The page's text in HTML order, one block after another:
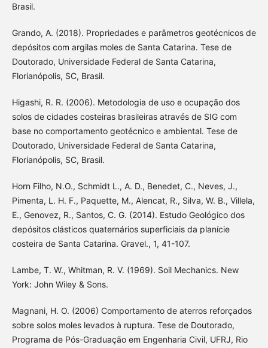
Brasil.
Grando, A. (2018). Propriedades e parâmetros geotécnicos de
depósitos com argilas moles de Santa Catarina. Tese de
Doutorado, Universidade Federal de Santa Catarina,
Florianópolis, SC, Brasil.
Higashi, R. R. (2006). Metodologia de uso e ocupação dos
solos de cidades costeiras brasileiras através de SIG com
base no comportamento geotécnico e ambiental. Tese de
Doutorado, Universidade Federal de Santa Catarina,
Florianópolis, SC, Brasil.
Horn Filho, N.O., Schmidt L., A. D., Benedet, C., Neves, J.,
Pimenta, L. H. F., Paquette, M., Alencat, R., Silva, W. B., Villela,
E., Genovez, R., Santos, C. G. (2014). Estudo Geológico dos
depósitos clásticos quaternários superficiais da planície
costeira de Santa Catarina. Gravel., 1, 41-107.
Lambe, T. W., Whitman, R. V. (1969). Soil Mechanics. New
York: John Wiley & Sons.
Magnani, H. O. (2006) Comportamento de aterros reforçados
sobre solos moles levados à ruptura. Tese de Doutorado,
Programa de Pós-Graduação em Engenharia Civil, UFRJ, Rio